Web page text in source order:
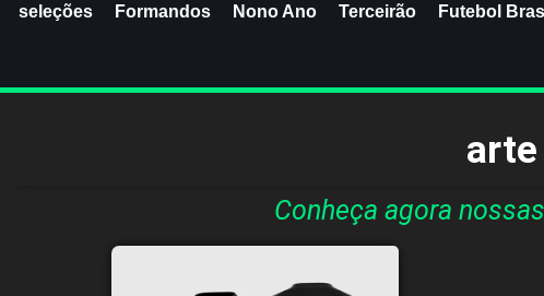
seleções Formandos Nono Ano Terceirão Futebol
Conheça agora